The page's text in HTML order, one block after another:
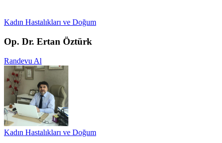
Kadın Hastalıkları ve Doğum
Op. Dr. Ertan Öztürk
Randevu Al
Kadın Hastalıkları ve Doğum